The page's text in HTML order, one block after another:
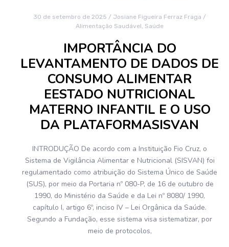
30 de setembro de 2025 / Josiane Figueira Ferraz Fraga /
Alimentação Saudável, Saúde
IMPORTÂNCIA DO
LEVANTAMENTO DE DADOS DE
CONSUMO ALIMENTAR
EESTADO NUTRICIONAL
MATERNO INFANTIL E O USO
DA PLATAFORMASISVAN
INTRODUÇÃO De acordo com a Instituição Fio Cruz, o
Sistema de Vigilância Alimentar e Nutricional (SISVAN) foi
regulamentado como atribuição do Sistema Único de Saúde
(SUS), por meio da Portaria nº 080-P, de 16 de outubro de
1990, do Ministério da Saúde e da Lei nº 8080/ 1990,
capítulo I, artigo 6º, inciso IV – Lei Orgânica da Saúde.
Segundo a Fundação, esse sistema visa sistematizar, por
meio de protocolos,